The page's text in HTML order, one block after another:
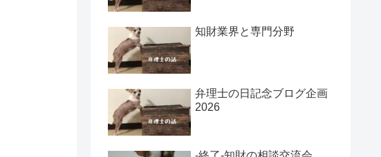
知財業界と専門分野
弁理士の日記念ブログ企画
2026